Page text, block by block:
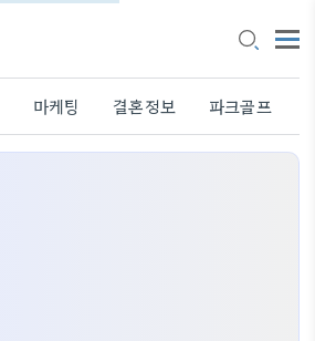
마케팅 결혼정보 파크골프